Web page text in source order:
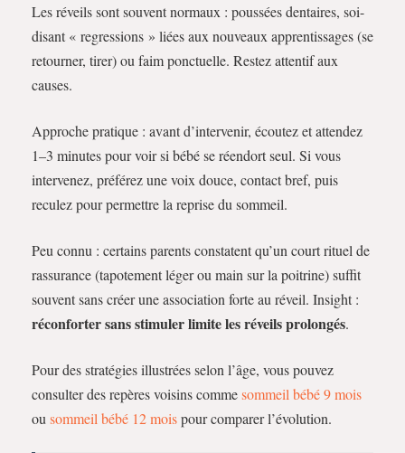
Les réveils sont souvent normaux : poussées dentaires, soi-
disant « regressions » liées aux nouveaux apprentissages (se
retourner, tirer) ou faim ponctuelle. Restez attentif aux
causes.
Approche pratique : avant d’intervenir, écoutez et attendez
1–3 minutes pour voir si bébé se réendort seul. Si vous
intervenez, préférez une voix douce, contact bref, puis
reculez pour permettre la reprise du sommeil.
Peu connu : certains parents constatent qu’un court rituel de
rassurance (tapotement léger ou main sur la poitrine) suffit
souvent sans créer une association forte au réveil. Insight :
réconforter sans stimuler limite les réveils prolongés.
Pour des stratégies illustrées selon l’âge, vous pouvez
consulter des repères voisins commesommeil bébé 9 mois
ou sommeil bébé 12 moispour comparer l’évolution.